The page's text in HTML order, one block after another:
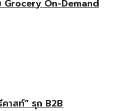
Grocery On-Demand
าสท์” รุก B2B